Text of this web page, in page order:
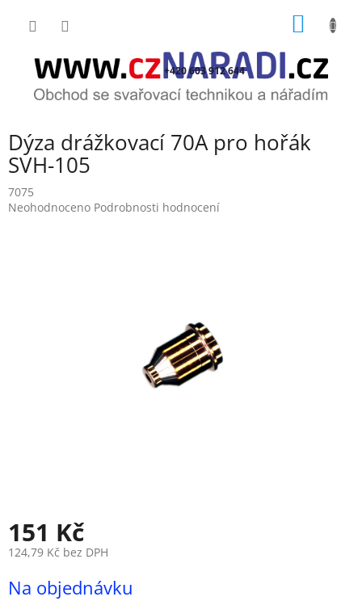
+420 603 912 644
Dýza drážkovací 70A pro hořák
SVH-105
7075
Průměrné
Neohodnoceno Podrobnosti hodnocení
151 Kč
124,79 Kč bez DPH
cena:
Na objednávku